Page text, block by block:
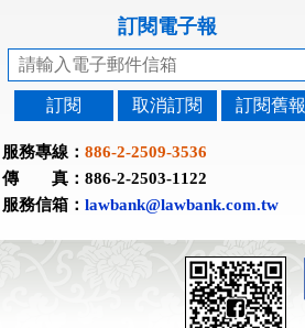
訂閱電子報
訂閱 取消訂閱 訂閱舊報
服務專線： 886-2-2509-3536
傳 真：886-2-2503-1122
服務信箱： lawbank@lawbank.com.tw